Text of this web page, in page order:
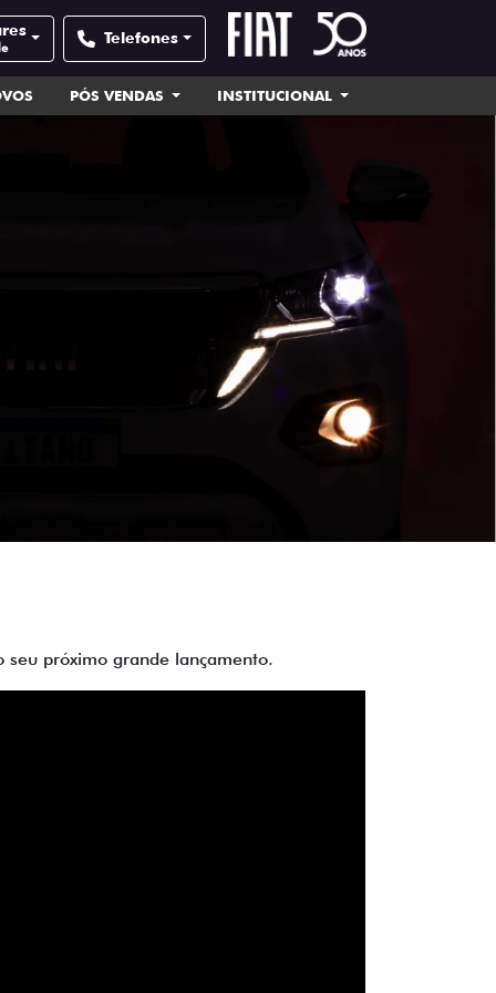
Telefones
PÓS VENDAS INSTITUCIONAL
próximo grande lançamento.